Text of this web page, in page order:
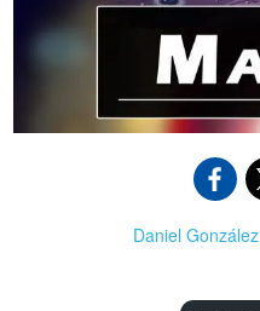
Daniel González